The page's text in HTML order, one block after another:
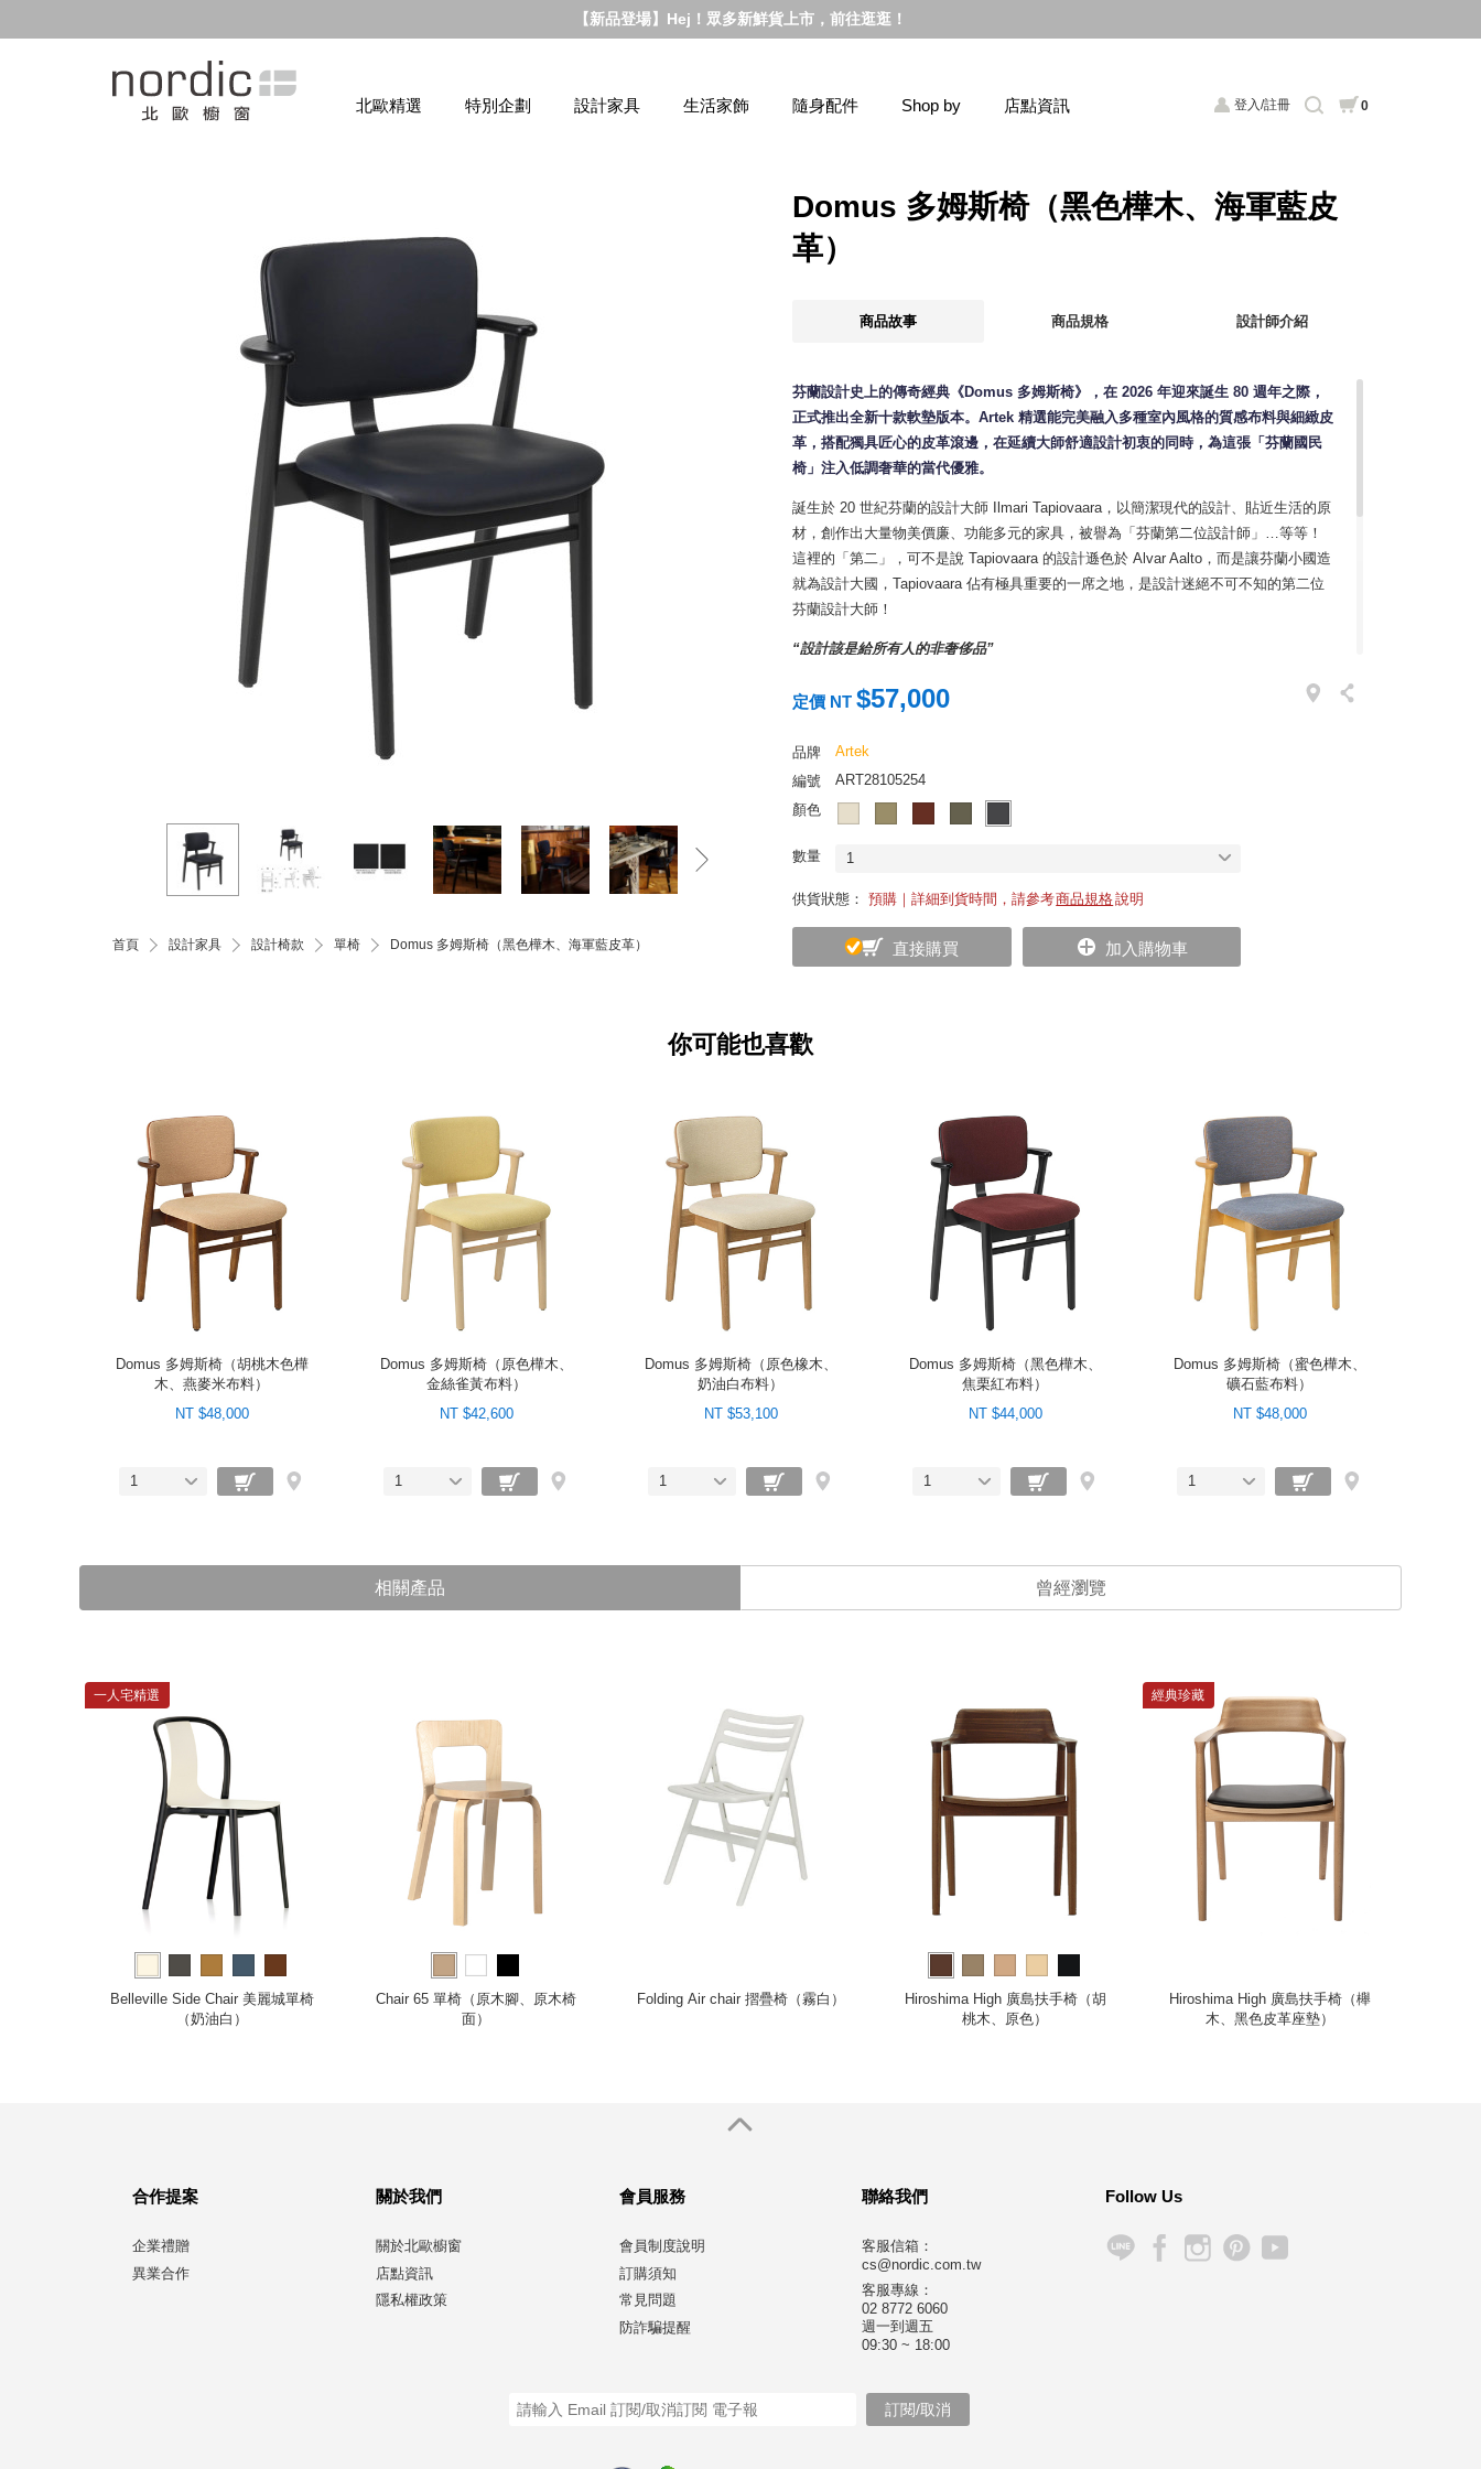
【新品登場】Hej！眾多新鮮貨上市，前往逛逛！
登入/註冊 0
北歐精選 特別企劃 設計家具 生活家飾 隨身配件 Shop by 店點資訊
首頁 設計家具 設計椅款 單椅 Domus 多姆斯椅（黑色樺木、海軍藍皮革）
Domus 多姆斯椅（黑色樺木、海軍藍皮
革）
商品故事 商品規格 設計師介紹
芬蘭設計史上的傳奇經典《Domus 多姆斯椅》，在 2026 年迎來誕生 80 週年之際，
正式推出全新十款軟墊版本。Artek 精選能完美融入多種室內風格的質感布料與細緻皮
革，搭配獨具匠心的皮革滾邊，在延續大師舒適設計初衷的同時，為這張「芬蘭國民
椅」注入低調奢華的當代優雅。
誕生於 20 世紀芬蘭的設計大師 Ilmari Tapiovaara，以簡潔現代的設計、貼近生活的原
材，創作出大量物美價廉、功能多元的家具，被譽為「芬蘭第二位設計師」…等等！
這裡的「第二」，可不是說 Tapiovaara 的設計遜色於 Alvar Aalto，而是讓芬蘭小國造
就為設計大國，Tapiovaara 佔有極具重要的一席之地，是設計迷絕不可不知的第二位
芬蘭設計大師！
“設計該是給所有人的非奢侈品”
正是 Tapiovaara 一生秉持的設計理念，1946 年他和妻子 Annikki 贏得負責位在赫爾辛
基的多姆斯學院（Domus Academica）學生宿舍室內及家具設計。Tapiovaara 確信功
知的 Domus Chair。
當時 Plywood 蒸汽彎曲木材工藝已趨近成熟，Tapiovaara 將技術更加精進規格化，達
到量化生產，椅身的可垂直堆疊的特性，被廣泛運用在學校、辦公空間、餐廳，也曾
出口上百萬張至美國。Tapiovaara 深具社會責任，實踐對現代平等進步社會的追求，
Tapiovaara 的椅子，每個人在學校都坐過它！」
定價 NT $57,000
品牌
Artek
編號
ART28105254
顏色
數量 1
供貨狀態： 預購｜詳細到貨時間，請參考商品規格說明
直接購買 加入購物車
你可能也喜歡
Domus 多姆斯椅（胡桃木色樺
木、燕麥米布料）
NT $48,000
1
Domus 多姆斯椅（原色樺木、
金絲雀黃布料）
NT $42,600
1
Domus 多姆斯椅（原色橡木、
奶油白布料）
NT $53,100
1
Domus 多姆斯椅（黑色樺木、
焦栗紅布料）
NT $44,000
1
Domus 多姆斯椅（蜜色樺木、
礦石藍布料）
NT $48,000
1
相關產品 曾經瀏覽
一人宅精選
Belleville Side Chair 美麗城單椅
（奶油白）
Chair 65 單椅（原木腳、原木椅
面）
Folding Air chair 摺疊椅（霧白）
Hiroshima High 廣島扶手椅（胡
桃木、原色）
經典珍藏
Hiroshima High 廣島扶手椅（櫸
木、黑色皮革座墊）
合作提案
企業禮贈
異業合作
關於我們
關於北歐櫥窗
店點資訊
隱私權政策
會員服務
會員制度說明
訂購須知
常見問題
防詐騙提醒
聯絡我們
客服信箱：
cs@nordic.com.tw
客服專線：
02 8772 6060
週一到週五
09:30 ~ 18:00
Follow Us